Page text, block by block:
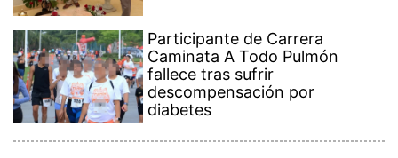
Participante de Carrera
Caminata A Todo Pulmón
fallece tras sufrir
descompensación por
diabetes